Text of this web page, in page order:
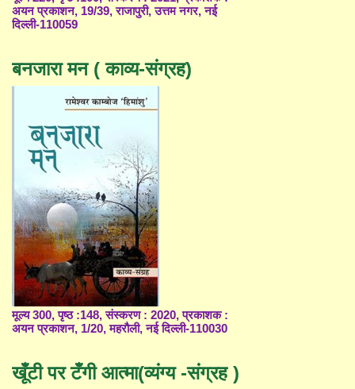
अयन प्रकाशन, 19/39, राजापुरी, उत्तम नगर, नई
दिल्ली-110059
बनजारा मन ( काव्य-संग्रह)
मूल्य 300, पृष्ठ :148, संस्करण : 2020, प्रकाशक :
अयन प्रकाशन, 1/20, महरौली, नई दिल्ली-110030
खूँटी पर टँगी आत्मा(व्यंग्य -संग्रह )